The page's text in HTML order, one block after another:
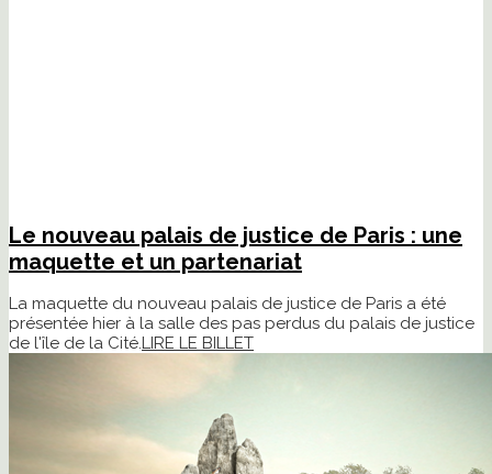
Le nouveau palais de justice de Paris : une
maquette et un partenariat
La maquette du nouveau palais de justice de Paris a été
présentée hier à la salle des pas perdus du palais de justice
de l'île de la Cité. LIRE LE BILLET